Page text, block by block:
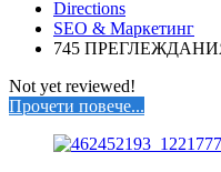
Directions
SEO & Маркетинг
745
Not yet reviewed!
Прочети повече...